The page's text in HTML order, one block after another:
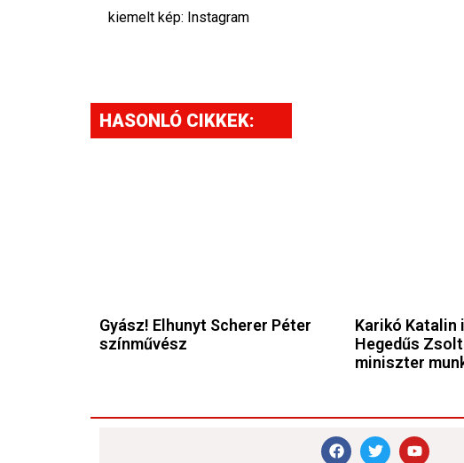
kiemelt kép: Instagram
HASONLÓ CIKKEK:
Gyász! Elhunyt Scherer Péter
színművész
Karikó Katalin
Hegedűs
miniszter